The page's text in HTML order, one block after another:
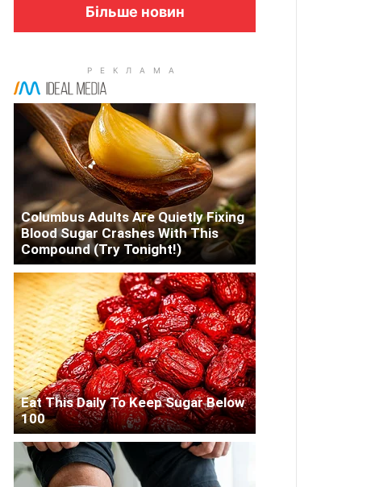
Більше новин
Columbus Adults Are Quietly Fixing
Blood Sugar Crashes With This
Compound (Try Tonight!)
Eat This Daily To Keep Sugar Below
100